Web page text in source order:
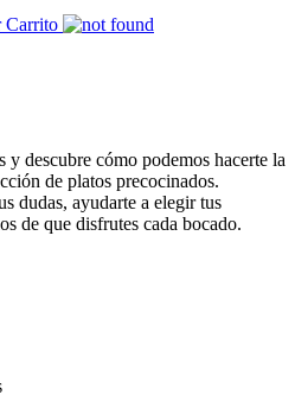
Carrito
y descubre cómo podemos hacerte la
de platos precocinados.
dudas, ayudarte a elegir tus
de que disfrutes cada bocado.